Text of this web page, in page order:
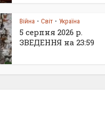
Війна • Світ • Україна
5 серпня 2026 р.
ЗВЕДЕННЯ на 23:59